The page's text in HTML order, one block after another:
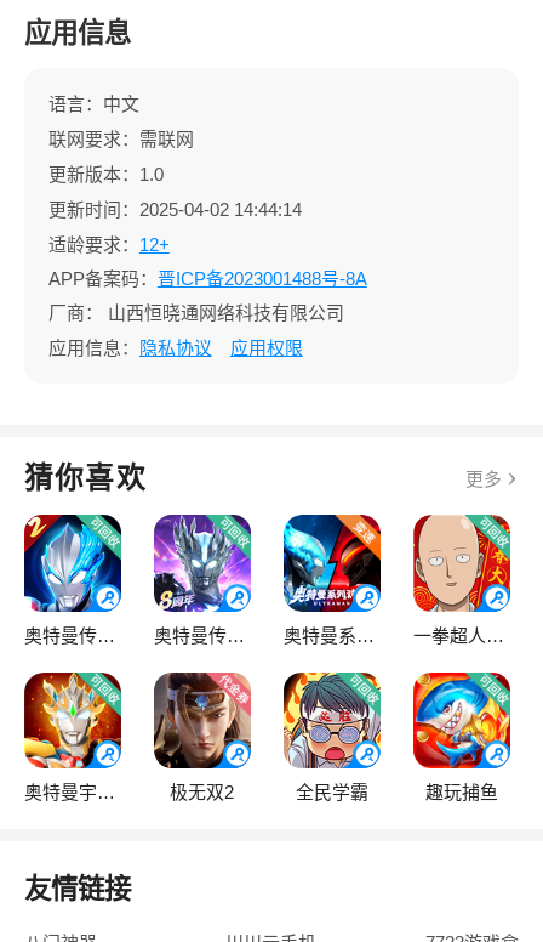
应用信息
语言：中文
联网要求：需联网
更新版本：1.0
更新时间：2025-04-02 14:44:14
适龄要求： 12+
APP备案码： 晋ICP备2023001488号-8A
厂商：
山西恒晓通网络科技有限公司
应用信息：
隐私协议 应用权限
猜你喜欢 更多
奥特曼传奇英雄2 奥特曼传奇英雄 奥特曼系列OL 一拳超人·最强之男
奥特曼宇宙英雄 极无双2 全民学霸 趣玩捕鱼
友情链接